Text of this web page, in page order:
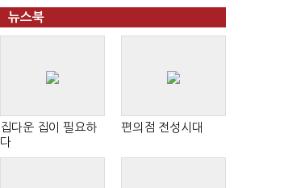
뉴스북
집다운 집이 필요하
다
편의점 전성시대